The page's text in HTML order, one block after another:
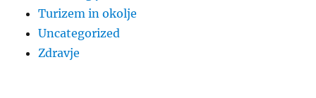
Turizem in okolje
Uncategorized
Zdravje